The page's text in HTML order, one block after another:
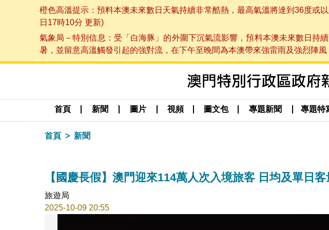
橙色高溫提示：預料本澳未來數日天氣持續非常酷熱，最高氣溫將達到36度或
日17時10分 更新)
氣象局－特別信息：受「白海豚」的外圍下沉氣流影響，預料本澳未來數日持
暑，並留意高溫觸發引起的強對流，在下午至晚間為本澳帶來強雷雨及強烈陣
首頁 新聞 圖片 視頻 圖文包 專題新聞 專題特
首頁 新聞
【國慶長假】澳門迎來114萬人次入境旅客 日均及單日
旅遊局
2025-10-09 20:55